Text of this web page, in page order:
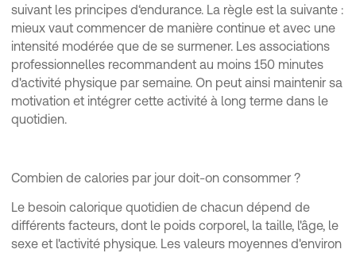
suivant les principes d‘endurance. La règle est la suivante :
mieux vaut commencer de manière continue et avec une
intensité modérée que de se surmener. Les associations
professionnelles recommandent au moins 150 minutes
d'activité physique par semaine. On peut ainsi maintenir sa
motivation et intégrer cette activité à long terme dans le
quotidien.
Combien de calories par jour doit-on consommer ?
Le besoin calorique quotidien de chacun dépend de
différents facteurs, dont le poids corporel, la taille, l'âge, le
sexe et l'activité physique. Les valeurs moyennes d'environ